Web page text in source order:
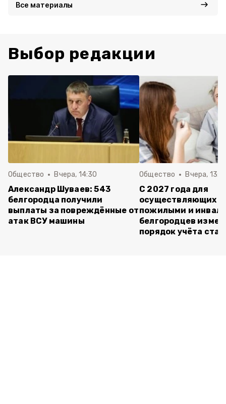
Все материалы
Выбор редакции
Общество Вчера, 14:30
Александр Шуваев: 543
белгородца получили
выплаты за повреждённые от
атак ВСУ машины
Общество Вчера,
С 2027 года для
осуществляющих
пожилыми и
белгородцев
порядок учёта ста